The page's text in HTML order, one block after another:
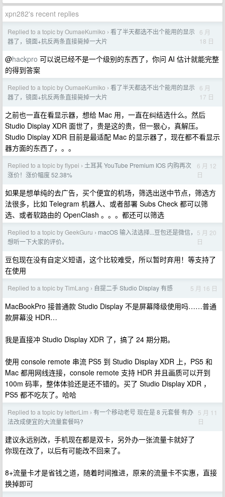
xpn282's recent replies
Replied to a topic by OumaeKumiko › 看了半天都选不出个能用的显示
器了，镜面+抗反两条直接毙掉一大片
6 月
18 日
@hackpro 可以说已经不是一个级别的东西了，你问 AI 估计就能完整
的得到答案
Replied to a topic by OumaeKumiko › 看了半天都选不出个能用的显示
器了，镜面+抗反两条直接毙掉一大片
6 月
17 日
之前也一直在看显示器，想给 Mac 用，一直在纠结选什么。然后
Studio Display XDR 面世了，贵是这的贵，但一狠心，真解压。
Studio Display XDR 目前是最适配 Mac 的显示器了，现在都不看显示
器方面的东西了，。。
Replied to a topic by flypei › 土耳其 YouTube Premium IOS 内购再次
涨价！涨价幅度 52.38%
6 月 12
日
如果是想单纯的去广告，买个便宜的机场，筛选出送中节点，筛选方
法很多，比如 Telegram 机器人、或者部署 Subs Check 都可以筛
选、或者软路由的 OpenClash 。。。都还可以筛选
Replied to a topic by GeekGuru › macOS 输入法选择...豆包还是微信，
想听一下大家的评价。
5 月 20
日
豆包现在没有自定义短语，这个比较难受，所以暂时弃用！等支持了
在使用
Replied to a topic by TimLang › 自提二手 Studio Display 有感 5 月 16 日
MacBookPro 接普通款 Studio Display 不是屏幕降级使用吗……普通
款屏幕没 HDR…
我是直接冲 Studio Display XDR 了，搞了 24 期分期。
使用 console remote 串流 PS5 到 Studio Display XDR 上，PS5 和
Mac 都用网线连接，console remote 支持 HDR 并且画质可以开到
100m 码率，整体体验还是还不错的。买了 Studio Display XDR ，
PS5 都不吃灰了。哈哈
Replied to a topic by letterLim › 有一个移动老号 现在是 8 元套餐 有办
法改成便宜的大流量套餐吗?
5 月 11
日
建议永远别改，手机现在都是双卡，另外办一张流量卡就好了
你现在改了，以后有可能改不回来了。
8+流量卡才是省钱之道，随着时间推进，原来的流量卡不实惠，直接
换掉即可